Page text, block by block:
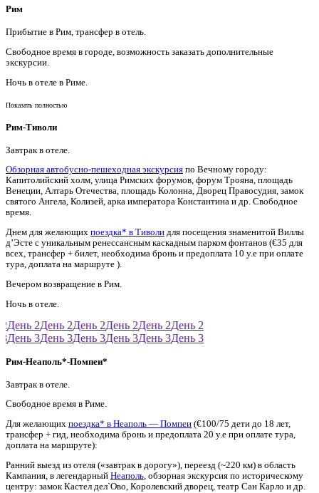
Рим
Прибытие в Рим, трансфер в отель.
Свободное время в городе, возможность заказать дополнительные
экскурсии.
Ночь в отеле в Риме.
Показать полностью
Рим-Тиволи
Завтрак в отеле.
Обзорная автобусно-пешеходная экскурсия по Вечному городу:
Капитолийский холм, улица Римских форумов, форум Трояна, площадь
Венеции, Алтарь Отечества, площадь Колонна, Дворец Правосудия, замок
святого Ангела, Колизей, арка императора Константина и др. Свободное
время.
Днем для желающих поездка* в Тиволи для посещения знаменитой Виллы
д’Эсте с уникальным ренессансным каскадным парком фонтанов (€35 для
всех, трансфер + билет, необходима бронь и предоплата 10 у.е при оплате
тура, доплата на маршруте ).
Вечером возвращение в Рим.
Ночь в отеле.
День 2День 2День 2День 2День 2День 2
День 3День 3День 3День 3День 3День 3
Рим-Неаполь*-Помпеи*
Завтрак в отеле.
Свободное время в Риме.
Для желающих поездка* в Неаполь — Помпеи (€100/75 дети до 18 лет,
трансфер + гид, необходима бронь и предоплата 20 у.е при оплате тура,
доплата на маршруте):
Ранний выезд из отеля («завтрак в дорогу»), переезд (~220 км) в область
Кампания, в легендарный Неаполь, обзорная экскурсия по историческому
центру: замок Кастел дел`Ово, Королевский дворец, театр Сан Карло и др.